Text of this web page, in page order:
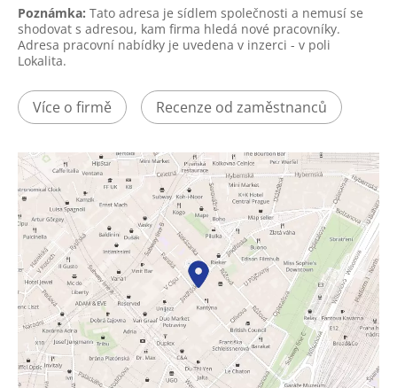
Poznámka: Tato adresa je sídlem společnosti a nemusí se
shodovat s adresou, kam firma hledá nové pracovníky.
Adresa pracovní nabídky je uvedena v inzerci - v poli
Lokalita.
Více o firmě Recenze od zaměstnanců